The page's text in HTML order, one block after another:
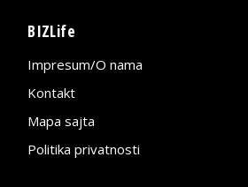
BIZLife
Impresum/O nama
Kontakt
Mapa sajta
Politika privatnosti